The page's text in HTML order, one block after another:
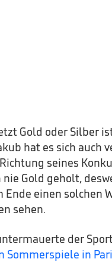
Gold oder Silber
hat es sich auch
seines
Gold geholt,
Ende einen solchen
sehen.
der
Sommerspiele in